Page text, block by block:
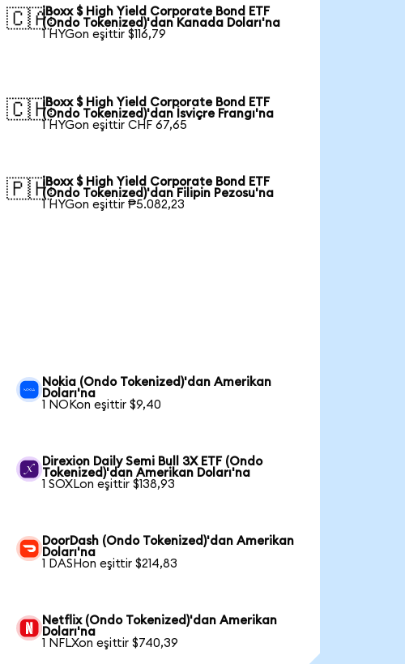
🇨🇦iBoxx $ High Yield Corporate Bond ETF
(Ondo Tokenized)'dan Kanada Doları'na
1 HYGon eşittir $116,79
🇨🇭iBoxx $ High Yield Corporate Bond ETF
(Ondo Tokenized)'dan İsviçre Frangı'na
1 HYGon eşittir CHF 67,65
🇵🇭iBoxx $ High Yield Corporate Bond ETF
(Ondo Tokenized)'dan Filipin Pezosu'na
1 HYGon eşittir ₱5.082,23
Nokia (Ondo Tokenized)'dan Amerikan
Doları'na
1 NOKon eşittir $9,40
Direxion Daily Semi Bull 3X ETF (Ondo
Tokenized)'dan Amerikan Doları'na
1 SOXLon eşittir $138,93
DoorDash (Ondo Tokenized)'dan Amerikan
Doları'na
1 DASHon eşittir $214,83
Netflix (Ondo Tokenized)'dan Amerikan
Doları'na
1 NFLXon eşittir $740,39